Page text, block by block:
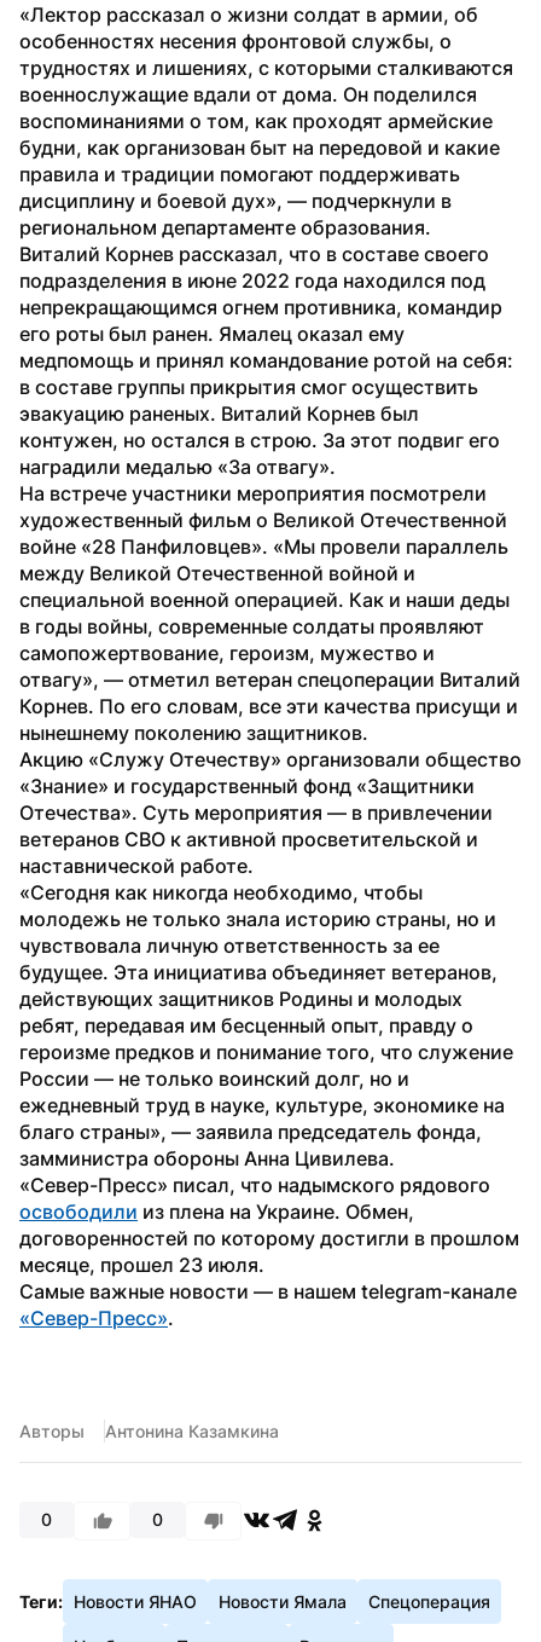
«Лектор рассказал о жизни солдат в армии, об
особенностях несения фронтовой службы, о
трудностях и лишениях, с которыми сталкиваются
военнослужащие вдали от дома. Он поделился
воспоминаниями о том, как проходят армейские
будни, как организован быт на передовой и какие
правила и традиции помогают поддерживать
дисциплину и боевой дух», — подчеркнули в
региональном департаменте образования.
Виталий Корнев рассказал, что в составе своего
подразделения в июне 2022 года находился под
непрекращающимся огнем противника, командир
его роты был ранен. Ямалец оказал ему
медпомощь и принял командование ротой на себя:
в составе группы прикрытия смог осуществить
эвакуацию раненых. Виталий Корнев был
контужен, но остался в строю. За этот подвиг его
наградили медалью «За отвагу».
На встрече участники мероприятия посмотрели
художественный фильм о Великой Отечественной
войне «28 Панфиловцев». «Мы провели параллель
между Великой Отечественной войной и
специальной военной операцией. Как и наши деды
в годы войны, современные солдаты проявляют
самопожертвование, героизм, мужество и
отвагу», — отметил ветеран спецоперации Виталий
Корнев. По его словам, все эти качества присущи и
нынешнему поколению защитников.
Акцию «Служу Отечеству» организовали общество
«Знание» и государственный фонд «Защитники
Отечества». Суть мероприятия — в привлечении
ветеранов СВО к активной просветительской и
наставнической работе.
«Сегодня как никогда необходимо, чтобы
молодежь не только знала историю страны, но и
чувствовала личную ответственность за ее
будущее. Эта инициатива объединяет ветеранов,
действующих защитников Родины и молодых
ребят, передавая им бесценный опыт, правду о
героизме предков и понимание того, что служение
России — не только воинский долг, но и
ежедневный труд в науке, культуре, экономике на
благо страны», — заявила председатель фонда,
замминистра обороны Анна Цивилева.
освободили из плена на Украине. Обмен,
договоренностей по которому достигли в прошлом
месяце, прошел 23 июля.
«Север-Пресс».
Авторы Антонина Казамкина
0 0
Теги: Новости ЯНАО Новости Ямала Спецоперация